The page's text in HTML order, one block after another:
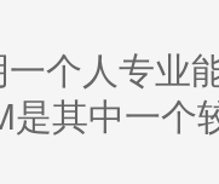
人专业能
是其中一个